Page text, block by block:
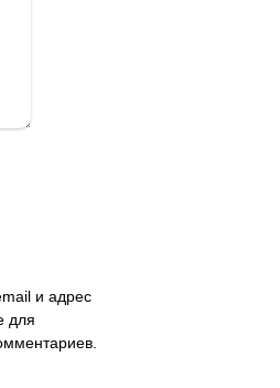
и адрес
для